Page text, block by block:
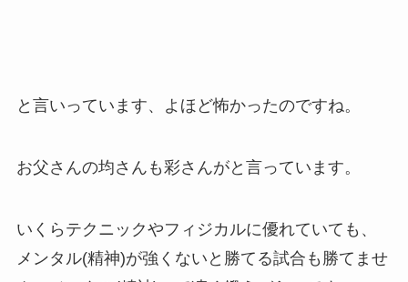
と言いっています、よほど怖かったのですね。
お父さんの均さんも彩さんがと言っています。
いくらテクニックやフィジカルに優れていても、
メンタル(精神)が強くないと勝てる試合も勝てませ